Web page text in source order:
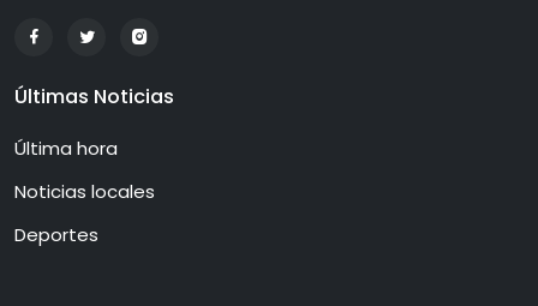
Últimas Noticias
Última hora
Noticias locales
Deportes